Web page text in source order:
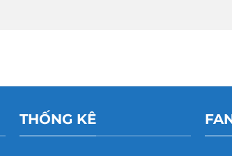
THỐNG KÊ